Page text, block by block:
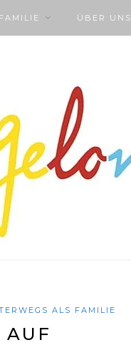
ÜBER UNS
ALS FAMILIE
AUF